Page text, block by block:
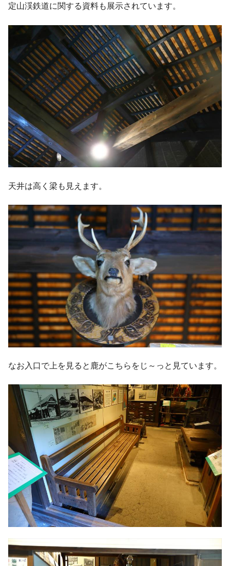
定山渓鉄道に関する資料も展示されています。
天井は高く梁も見えます。
なお入口で上を見ると鹿がこちらをじ～っと見ています。